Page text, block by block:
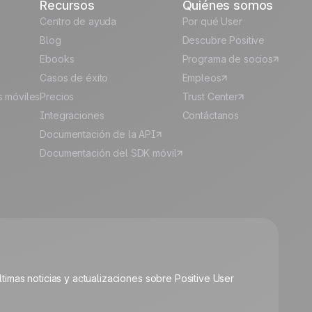
móviles
Recursos
Centro de ayuda
Blog
Ebooks
Casos de éxito
Precios
Integraciones
Documentación de la API
Documentación del SDK móvil
Quiénes somos
Por qué User
Descubre Positive
Programa de socios
Empleos
Trust Center
Contáctanos
noticias y actualizaciones sobre Positive User